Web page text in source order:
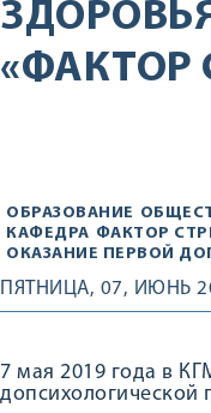
«ФАКТОР
ОБРАЗОВАНИЕ
КАФЕДРА ФАКТОР
ОКАЗАНИЕ ПЕРВОЙ
ПЯТНИЦА, 07, ИЮНЬ
7 мая 2019 года в
допсихологической